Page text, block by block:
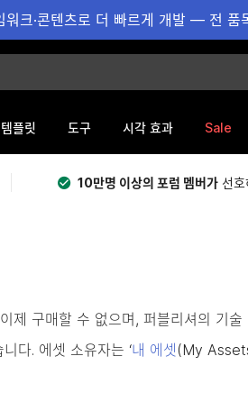
워크·콘텐츠로 더 빠르게 개발 — 전 품
템플릿 도구 시각 효과 Sale
10만명 이상의 포럼 멤버가 선
구매할 수 없으며, 퍼블리셔의 기술
다. 에셋 소유자는 ‘내 에셋 (My